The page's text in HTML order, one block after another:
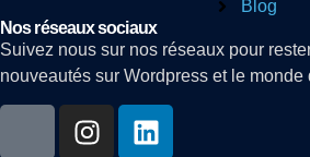
Blog
Nos réseaux sociaux
Suivez nous sur nos réseaux pour
nouveautés sur Wordpress et le monde